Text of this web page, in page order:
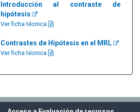
Introducción al contraste de
hipótesis
Ver ficha técnica
Contrastes de Hipótesis en el MRL
Ver ficha técnica